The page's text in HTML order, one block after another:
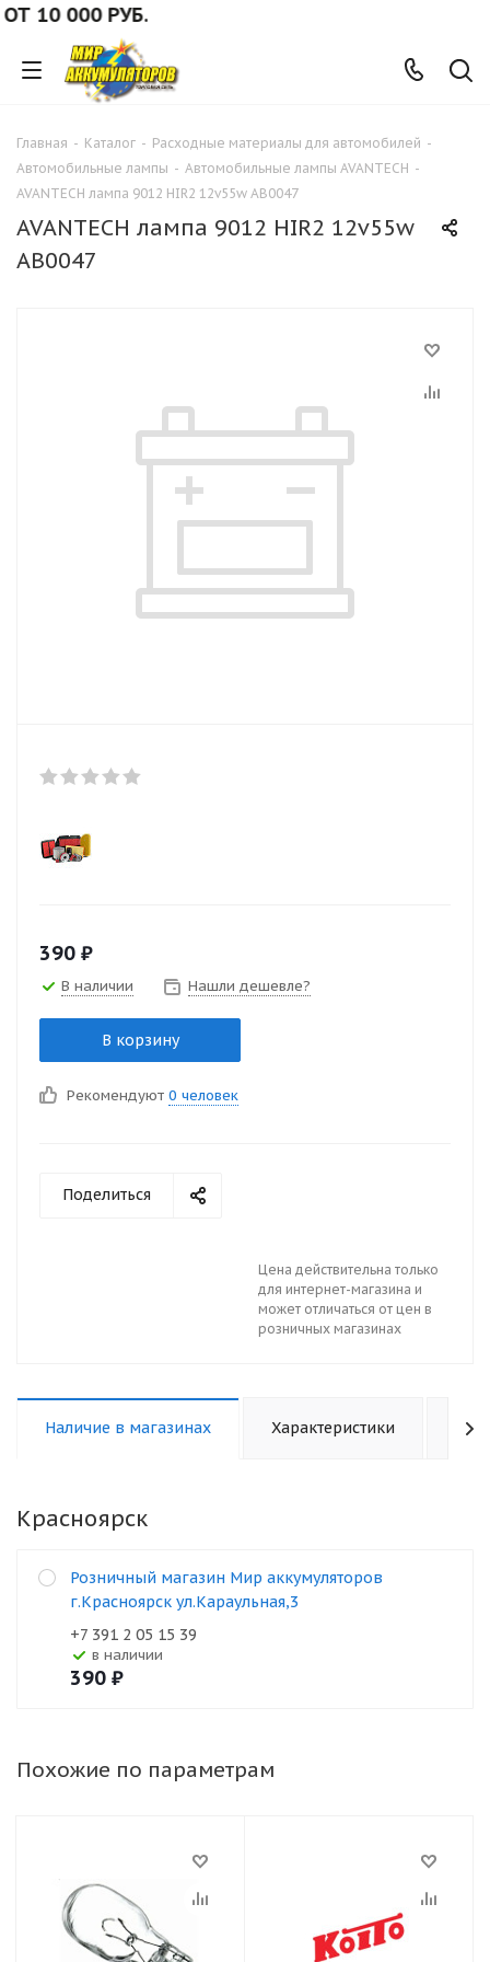
10 000 РУБ.
Главная - Каталог - Расходные материалы для автомобилей -
Автомобильные лампы - Автомобильные лампы AVANTECH -
AVANTECH лампа 9012 HIR2 12v55w AB0047
AVANTECH лампа 9012 HIR2 12v55w
AB0047
390 ₽
В наличии Нашли дешевле?
В корзину
Рекомендуют 0 человек
Поделиться
Цена действительна только
для интернет-магазина и
может отличаться от цен в
розничных магазинах
Наличие в магазинах Характеристики
Красноярск
Розничный магазин Мир аккумуляторов
г.Красноярск ул.Караульная,3
+7 391 2 05 15 39
В наличии
390 ₽
Похожие по параметрам